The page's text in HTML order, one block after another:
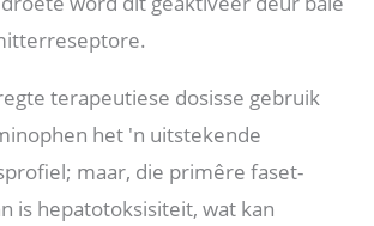
terapeutiese dosisse gebruik
het 'n uitstekende
maar, die primêre faset-
is hepatotoksisiteit, wat kan